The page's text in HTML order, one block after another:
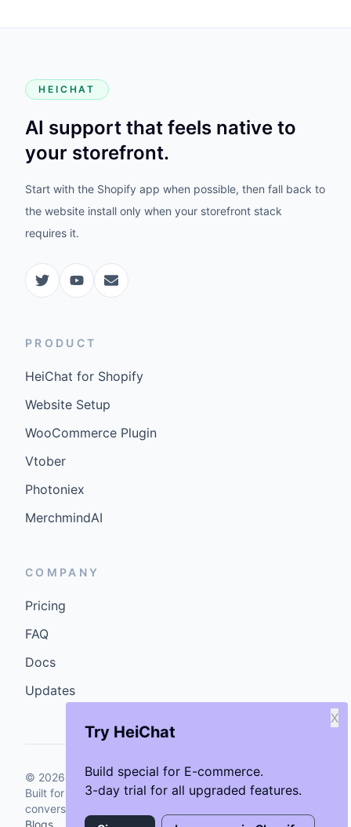
Try HeiChat
Build special for E-commerce.
3-day trial for all upgraded features.
X
HEICHAT
AI support that feels native to
your storefront.
Start with the Shopify app when possible, then fall back to
the website install only when your storefront stack
requires it.
PRODUCT
HeiChat for Shopify
Website Setup
WooCommerce Plugin
Vtober
Photoniex
MerchmindAI
COMPANY
Pricing
FAQ
Docs
Updates
© 2026 GenCybers Inc. All rights reserved.
Built for storefronts that want faster answers and cleaner
conversions.
Blogs